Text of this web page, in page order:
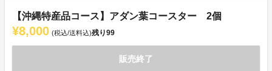
【沖縄特産品コース】アダン葉コースター 2個
¥8,000 (税込/送料込)残り99
販売終了